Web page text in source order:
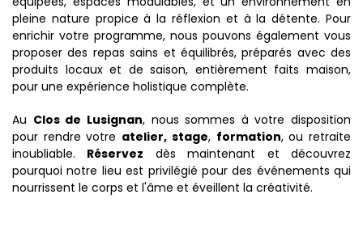
pleine nature propice à la réflexion et à la détente. Pour
enrichir votre programme, nous pouvons également vous
proposer des repas sains et équilibrés, préparés avec des
produits locaux et de saison, entièrement faits maison,
pour une expérience holistique complète.
Au Clos de Lusignan, nous sommes à votre disposition
pour rendre votre atelier, stage, formation, ou retraite
inoubliable. Réservez dès maintenant et découvrez
pourquoi notre lieu est privilégié pour des événements qui
nourrissent le corps et l'âme et éveillent la créativité.